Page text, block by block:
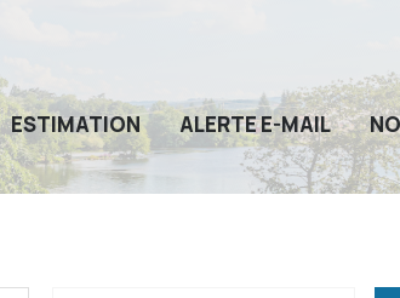
ESTIMATION ALERTE E-MAIL